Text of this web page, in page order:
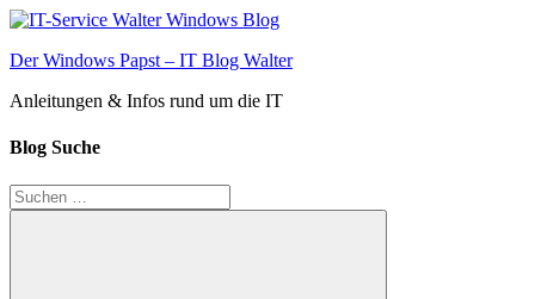
Zum
springen
Der Windows Papst – IT Blog Walter
Anleitungen & Infos rund um die IT
Blog Suche
Suchen
nach: